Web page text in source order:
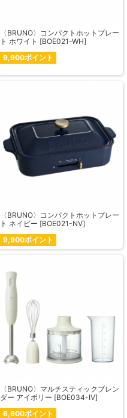
〈BRUNO〉コンパクトホットプレー
ト ホワイト [BOE021-WH]
9,900ポイント
〈BRUNO〉コンパクトホットプレー
ト ネイビー [BOE021-NV]
9,900ポイント
〈BRUNO〉マルチスティックブレン
ダー アイボリー [BOE034-IV]
6,600ポイント